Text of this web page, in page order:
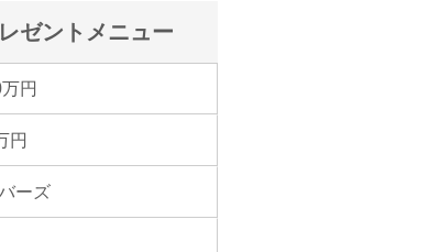
ゼントメニュー
円
円
ーズ